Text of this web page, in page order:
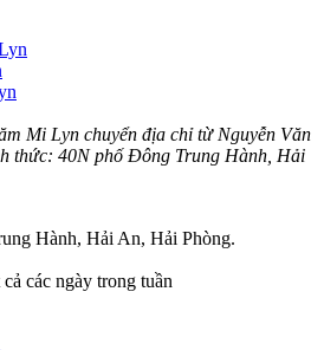
Mi Lyn chuyển địa chỉ từ Nguyễn Văn
thức: 40N phố Đông Trung Hành, Hải
Hành, Hải An, Hải Phòng.
các ngày trong tuần